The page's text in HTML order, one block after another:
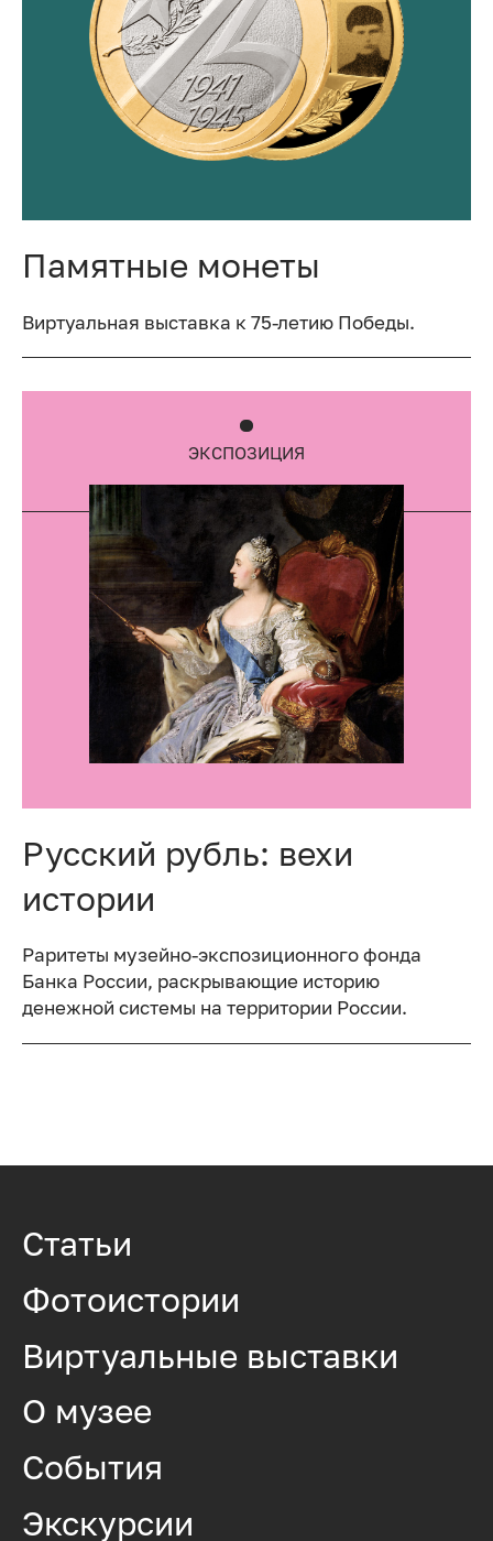
Памятные монеты
Виртуальная выставка к 75-летию Победы.
ЭКСПОЗИЦИЯ
Русский рубль: вехи
истории
Раритеты музейно-экспозиционного фонда
Банка России, раскрывающие историю
денежной системы на территории России.
Статьи
Фотоистории
Виртуальные выставки
О музее
События
Экскурсии